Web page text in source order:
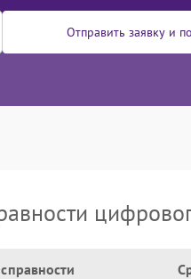
Отправить заявку и